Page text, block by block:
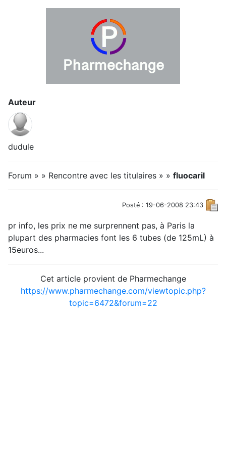
Auteur
dudule
Forum » » Rencontre avec les titulaires » » fluocaril
Posté : 19-06-2008 23:43
pr info, les prix ne me surprennent pas, à Paris la
plupart des pharmacies font les 6 tubes (de 125mL) à
15euros...
Cet article provient de Pharmechange
https://www.pharmechange.com/viewtopic.php?
topic=6472&forum=22